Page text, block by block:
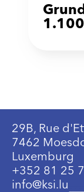
29B, Rue
7462
Luxemburg
+352 81 25
info@ksi.lu